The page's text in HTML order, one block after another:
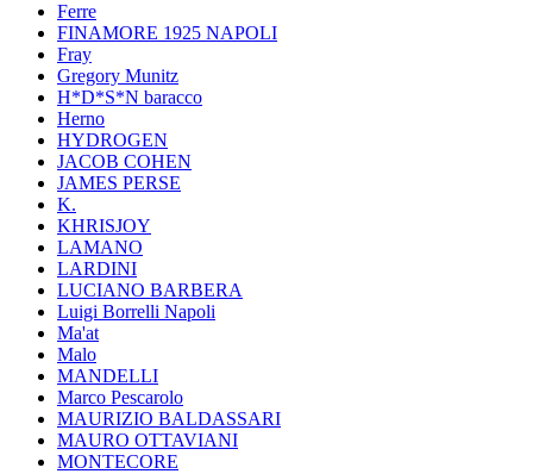
Ferre
FINAMORE 1925 NAPOLI
Fray
Gregory Munitz
H*D*S*N baracco
Herno
HYDROGEN
JACOB COHEN
JAMES PERSE
K.
KHRISJOY
LAMANO
LARDINI
LUCIANO BARBERA
Luigi Borrelli Napoli
Ma'at
Malo
MANDELLI
Marco Pescarolo
MAURIZIO BALDASSARI
MAURO OTTAVIANI
MONTECORE